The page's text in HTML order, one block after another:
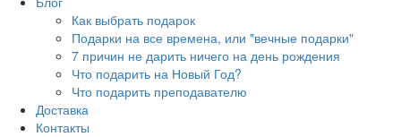
Как выбрать подарок
Подарки на все времена, или "вечные подарки"
7 причин не дарить ничего на день рождения
Что подарить на Новый Год?
Что подарить преподавателю
Доставка
Контакты